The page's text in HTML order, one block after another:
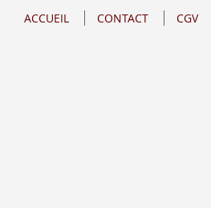
lettre
ACCUEIL CONTACT CGV